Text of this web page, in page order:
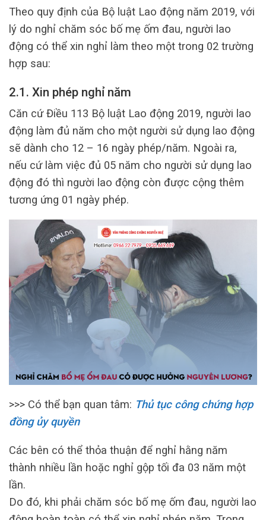
Theo quy định của Bộ luật Lao động năm 2019, với
lý do nghỉ chăm sóc bố mẹ ốm đau, người lao
động có thể xin nghỉ làm theo một trong 02 trường
hợp sau:
2.1. Xin phép nghỉ năm
Căn cứ Điều 113 Bộ luật Lao động 2019, người lao
động làm đủ năm cho một người sử dụng lao động
sẽ dành cho 12 – 16 ngày phép/năm. Ngoài ra,
nếu cứ làm việc đủ 05 năm cho người sử dụng lao
động đó thì người lao động còn được cộng thêm
tương ứng 01 ngày phép.
>>> Có thể bạn quan tâm: Thủ tục công chứng hợp
đồng ủy quyền
Các bên có thể thỏa thuận để nghỉ hằng năm
thành nhiều lần hoặc nghỉ gộp tối đa 03 năm một
lần.
Do đó, khi phải chăm sóc bố mẹ ốm đau, người lao